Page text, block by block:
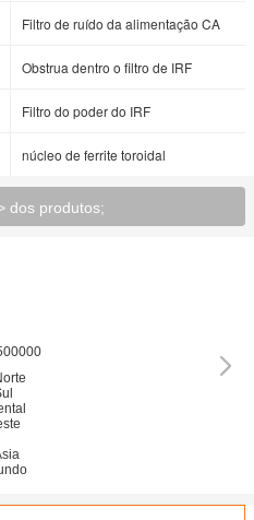
Filtro de ruído da alimentação CA
Obstrua dentro o filtro de IRF
Filtro do poder do IRF
núcleo de ferrite toroidal
dos produtos;